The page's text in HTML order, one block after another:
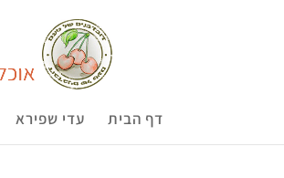
דף הבית עדי שפירא